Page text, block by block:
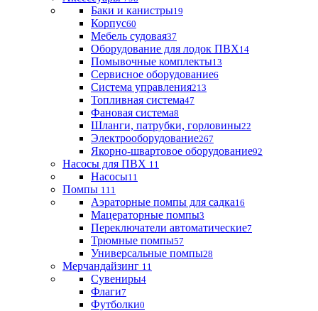
Баки и канистры19
Корпус60
Мебель судовая37
Оборудование для лодок ПВХ14
Помывочные комплекты13
Сервисное оборудование6
Система управления213
Топливная система47
Фановая система8
Шланги, патрубки, горловины22
Электрооборудование267
Якорно-швартовое оборудование92
Насосы для ПВХ 11
Насосы11
Помпы 111
Аэраторные помпы для садка16
Мацераторные помпы3
Переключатели автоматические7
Трюмные помпы57
Универсальные помпы28
Мерчандайзинг 11
Сувениры4
Флаги7
Футболки0